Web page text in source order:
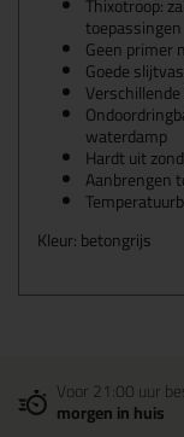
toepassingen
Geen primer
Goede
waterdamp
Hardt uit
Aanbrengen
Kleur: betongrijs
Voor 21:00 uur
morgen in huis